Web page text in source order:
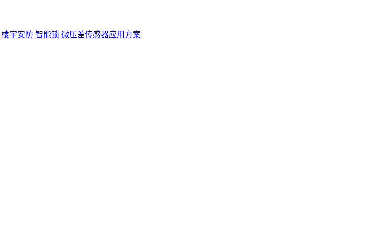
楼宇安防 智能锁 微压差传感器应用方案